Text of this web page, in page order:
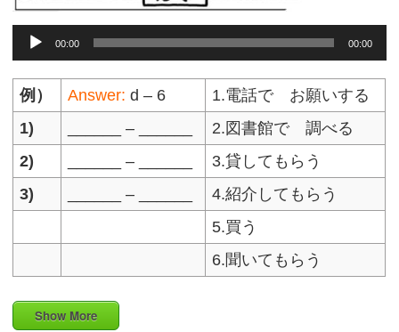
Audio
Player
00:00 00:00
例） Answer: d – 6
1.電話で お願いする
1)
______ – ______
2.図書館で 調べる
2)
______ – ______
3.貸してもらう
3)
______ – ______
4.紹介してもらう
5.買う
6.聞いてもらう
Show More